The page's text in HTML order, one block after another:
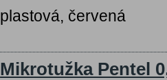
plastová, červená
Mikrotužka Pentel